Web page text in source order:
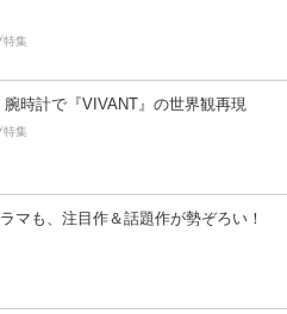
特集
腕時計で『VIVANT』の世界観再現
特集
マも、注目作＆話題作が勢ぞろい！